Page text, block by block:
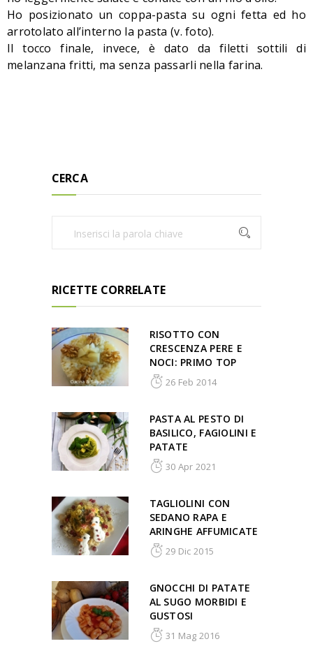
Ho posizionato un coppa-pasta su ogni fetta ed ho
arrotolato all’interno la pasta (v. foto).
Il tocco finale, invece, è dato da filetti sottili di
melanzana fritti, ma senza passarli nella farina.
CERCA
RICETTE CORRELATE
RISOTTO CON
CRESCENZA PERE E
NOCI: PRIMO TOP
26 Feb 2014
PASTA AL PESTO DI
BASILICO, FAGIOLINI E
PATATE
30 Apr 2021
TAGLIOLINI CON
SEDANO RAPA E
ARINGHE AFFUMICATE
29 Dic 2015
GNOCCHI DI PATATE
AL SUGO MORBIDI E
GUSTOSI
31 Mag 2016